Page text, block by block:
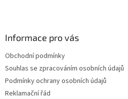
Informace pro vás
Obchodní podmínky
Souhlas se zpracováním osobních údajů
Podmínky ochrany osobních údajů
Reklamační řád